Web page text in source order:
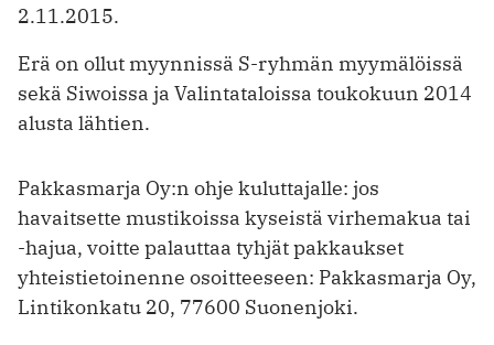
2.11.2015.
Erä on ollut myynnissä S-ryhmän myymälöissä
sekä Siwoissa ja Valintataloissa toukokuun 2014
alusta lähtien.
Pakkasmarja Oy:n ohje kuluttajalle: jos
havaitsette mustikoissa kyseistä virhemakua tai
-hajua, voitte palauttaa tyhjät pakkaukset
yhteistietoinenne osoitteeseen: Pakkasmarja Oy,
Lintikonkatu 20, 77600 Suonenjoki.